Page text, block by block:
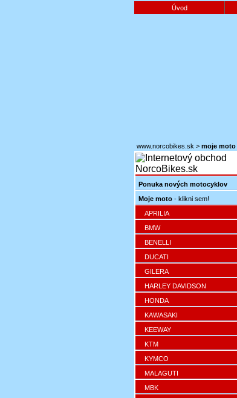
Úvod
www.norcobikes.sk > moje moto
Ponuka nových motocyklov
Moje moto - klikni sem!
APRILIA
BMW
BENELLI
DUCATI
GILERA
HARLEY DAVIDSON
HONDA
KAWASAKI
KEEWAY
KTM
KYMCO
MALAGUTI
MBK